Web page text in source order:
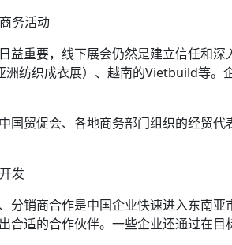
务活动
益重要，线下展会仍然是建立信任和
洲纺织成衣展）、越南的Vietbuild等
国贸促会、各地商务部门组织的经贸
发
分销商合作是中国企业快速进入东南
合适的合作伙伴。一些企业还通过在目